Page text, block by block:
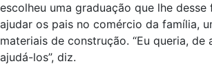
escolheu uma graduação que lhe desse
ajudar os pais no comércio da família,
materiais de construção. “Eu queria, de
ajudá-los”, diz.